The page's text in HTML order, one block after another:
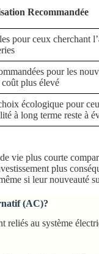
Recommandée
pour ceux cherchant
pour les
coût plus élevé
écologique pour
à long terme reste à
vie plus courte
plus
si leur nouveauté
(AC)?
au système